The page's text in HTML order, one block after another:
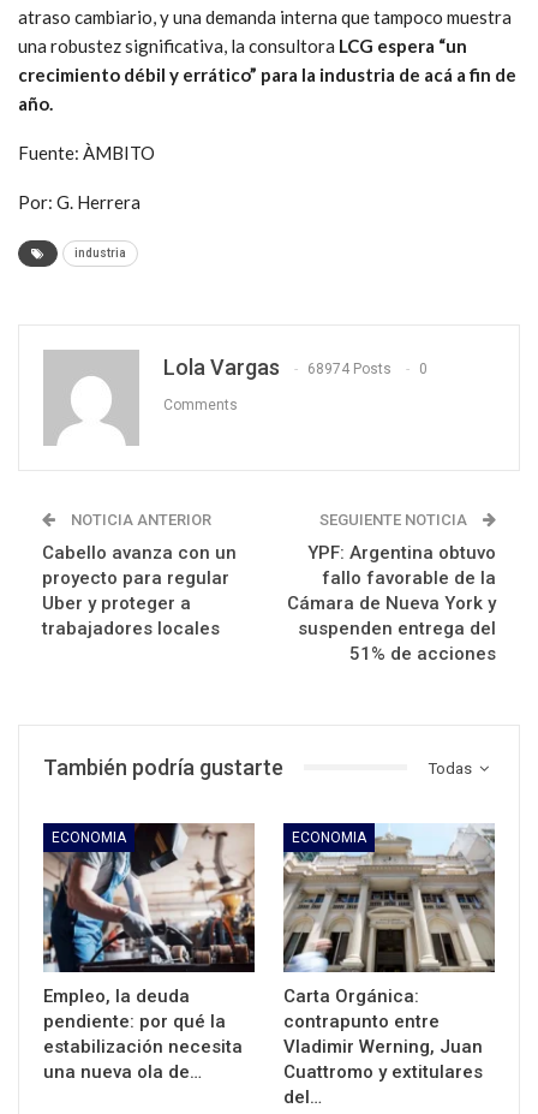
atraso cambiario, y una demanda interna que tampoco muestra
una robustez significativa, la consultora LCG espera “un
crecimiento débil y errático” para la industria de acá a fin de
año.
Fuente: ÀMBITO
Por: G. Herrera
industria
Lola Vargas 68974 Posts 0
Comments
NOTICIA ANTERIOR
Cabello avanza con un
proyecto para regular
Uber y proteger a
trabajadores locales
SEGUIENTE NOTICIA
YPF: Argentina obtuvo
fallo favorable de la
Cámara de Nueva York y
suspenden entrega del
51% de acciones
Todas
También podría gustarte
ECONOMIA
Empleo, la deuda
pendiente: por qué la
estabilización necesita
una nueva ola de…
ECONOMIA
Carta Orgánica:
contrapunto entre
Vladimir Werning, Juan
Cuattromo y extitulares
del…